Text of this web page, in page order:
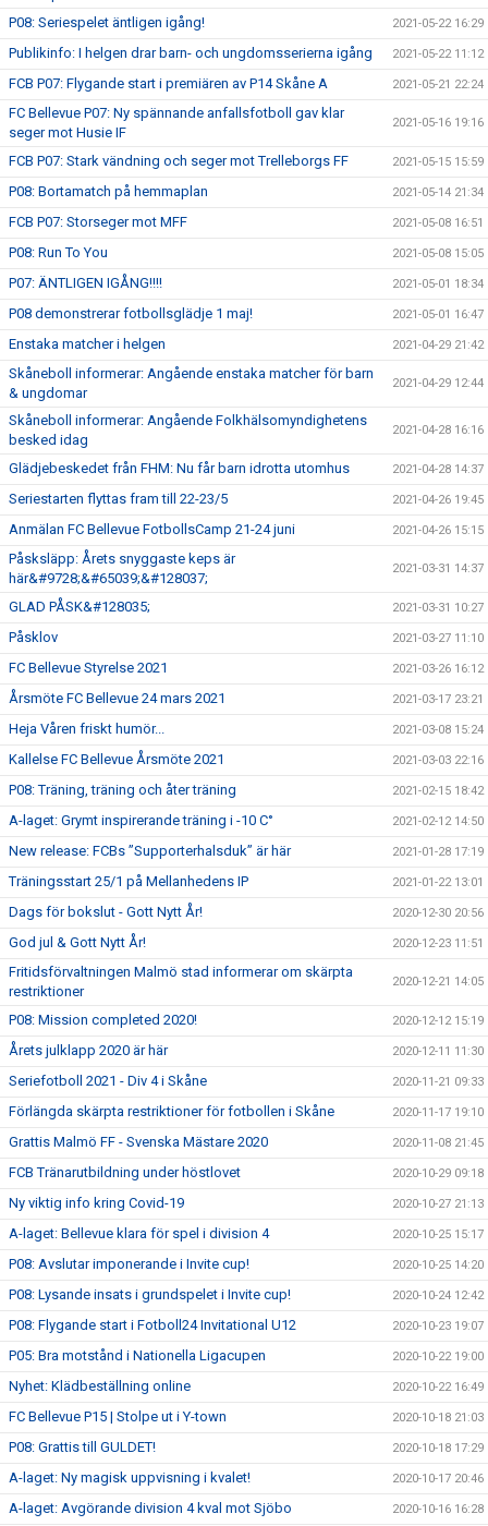
P08: Seriespelet äntligen igång! 2021-05-22 16:29
Publikinfo: I helgen drar barn- och ungdomsserierna igång 2021-05-22 11:12
FCB P07: Flygande start i premiären av P14 Skåne A 2021-05-21 22:24
FC Bellevue P07: Ny spännande anfallsfotboll gav klar
seger mot Husie IF
2021-05-16 19:16
FCB P07: Stark vändning och seger mot Trelleborgs FF 2021-05-15 15:59
P08: Bortamatch på hemmaplan 2021-05-14 21:34
FCB P07: Storseger mot MFF 2021-05-08 16:51
P08: Run To You 2021-05-08 15:05
P07: ÄNTLIGEN IGÅNG!!!! 2021-05-01 18:34
P08 demonstrerar fotbollsglädje 1 maj! 2021-05-01 16:47
Enstaka matcher i helgen 2021-04-29 21:42
Skåneboll informerar: Angående enstaka matcher för barn
& ungdomar
2021-04-29 12:44
Skåneboll informerar: Angående Folkhälsomyndighetens
besked idag
2021-04-28 16:16
Glädjebeskedet från FHM: Nu får barn idrotta utomhus 2021-04-28 14:37
Seriestarten flyttas fram till 22-23/5 2021-04-26 19:45
Anmälan FC Bellevue FotbollsCamp 21-24 juni 2021-04-26 15:15
Påsksläpp: Årets snyggaste keps är
här&#9728;&#65039;&#128037;
2021-03-31 14:37
GLAD PÅSK&#128035; 2021-03-31 10:27
Påsklov 2021-03-27 11:10
FC Bellevue Styrelse 2021 2021-03-26 16:12
Årsmöte FC Bellevue 24 mars 2021 2021-03-17 23:21
Heja Våren friskt humör... 2021-03-08 15:24
Kallelse FC Bellevue Årsmöte 2021 2021-03-03 22:16
P08: Träning, träning och åter träning 2021-02-15 18:42
A-laget: Grymt inspirerande träning i -10 C° 2021-02-12 14:50
New release: FCBs ”Supporterhalsduk” är här 2021-01-28 17:19
Träningsstart 25/1 på Mellanhedens IP 2021-01-22 13:01
Dags för bokslut - Gott Nytt År! 2020-12-30 20:56
God jul & Gott Nytt År! 2020-12-23 11:51
Fritidsförvaltningen Malmö stad informerar om skärpta
restriktioner
2020-12-21 14:05
P08: Mission completed 2020! 2020-12-12 15:19
Årets julklapp 2020 är här 2020-12-11 11:30
Seriefotboll 2021 - Div 4 i Skåne 2020-11-21 09:33
Förlängda skärpta restriktioner för fotbollen i Skåne 2020-11-17 19:10
Grattis Malmö FF - Svenska Mästare 2020 2020-11-08 21:45
FCB Tränarutbildning under höstlovet 2020-10-29 09:18
Ny viktig info kring Covid-19 2020-10-27 21:13
A-laget: Bellevue klara för spel i division 4 2020-10-25 15:17
P08: Avslutar imponerande i Invite cup! 2020-10-25 14:20
P08: Lysande insats i grundspelet i Invite cup! 2020-10-24 12:42
P08: Flygande start i Fotboll24 Invitational U12 2020-10-23 19:07
P05: Bra motstånd i Nationella Ligacupen 2020-10-22 19:00
Nyhet: Klädbeställning online 2020-10-22 16:49
FC Bellevue P15 | Stolpe ut i Y-town 2020-10-18 21:03
P08: Grattis till GULDET! 2020-10-18 17:29
A-laget: Ny magisk uppvisning i kvalet! 2020-10-17 20:46
A-laget: Avgörande division 4 kval mot Sjöbo 2020-10-16 16:28